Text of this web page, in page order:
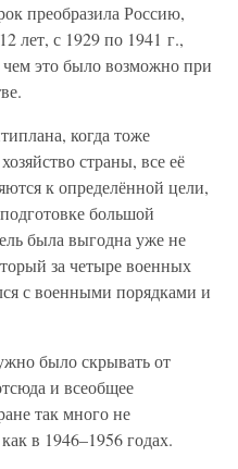
преобразила Россию,
лет, с 1929 по 1941 г.,
чем это было возможно при
когда тоже
страны, все её
к определённой цели,
большой
была выгодна уже не
за четыре военных
с военными порядками и
было скрывать от
и всеобщее
так много не
в 1946–1956 годах.